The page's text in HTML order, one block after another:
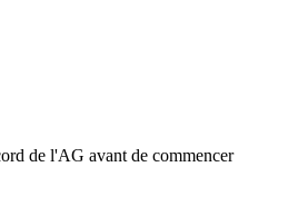
de l'AG avant de commencer